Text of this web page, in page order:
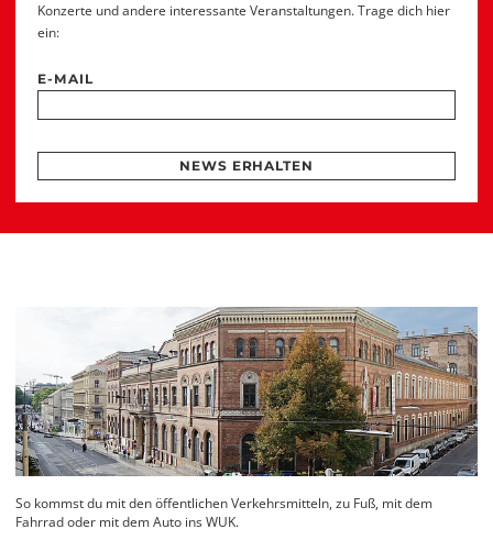
Konzerte und andere interessante Veranstaltungen. Trage dich hier
ein:
E-MAIL
NEWS ERHALTEN
So kommst du mit den öffentlichen Verkehrsmitteln, zu Fuß, mit dem
Fahrrad oder mit dem Auto ins WUK.